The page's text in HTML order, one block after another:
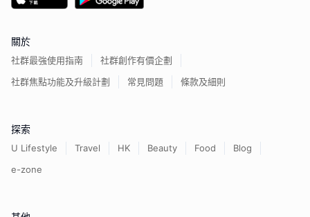
關於
社群最強使用指南
社群創作有價企劃
社群焦點功能及升級計劃
常見問題 條款及細則
探索
U Lifestyle Travel HK Beauty Food
Blog
e-zone